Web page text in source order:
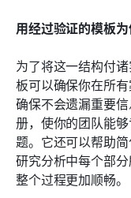
用经过验证的模板
为了将这一结构付
板可以确保你在所
确保不会遗漏重要
册，使你的团队能
题。它还可以帮助
研究分析中每个部
整个过程更加顺畅。